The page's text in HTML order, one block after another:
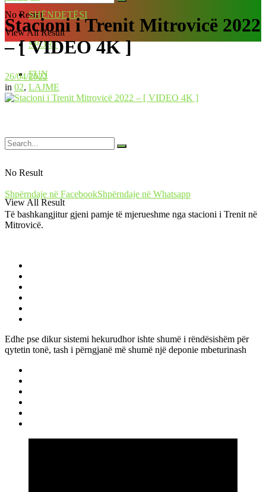
No Result
View All Result
SHËNDETËSI
SPORT
FUN
No Result
View All Result
Stacioni i Trenit Mitrovicë 2022
– [ VIDEO 4K ]
26/04/2022
in 02, LAJME
Shpërndaje në FacebookShpërndaje në Whatsapp
Të bashkangjitur gjeni pamje të mjerueshme nga stacioni i Trenit në
Mitrovicë.
Edhe pse dikur sistemi hekurudhor ishte shumë i rëndësishëm për
qytetin tonë, tash i përngjanë më shumë një deponie mbeturinash